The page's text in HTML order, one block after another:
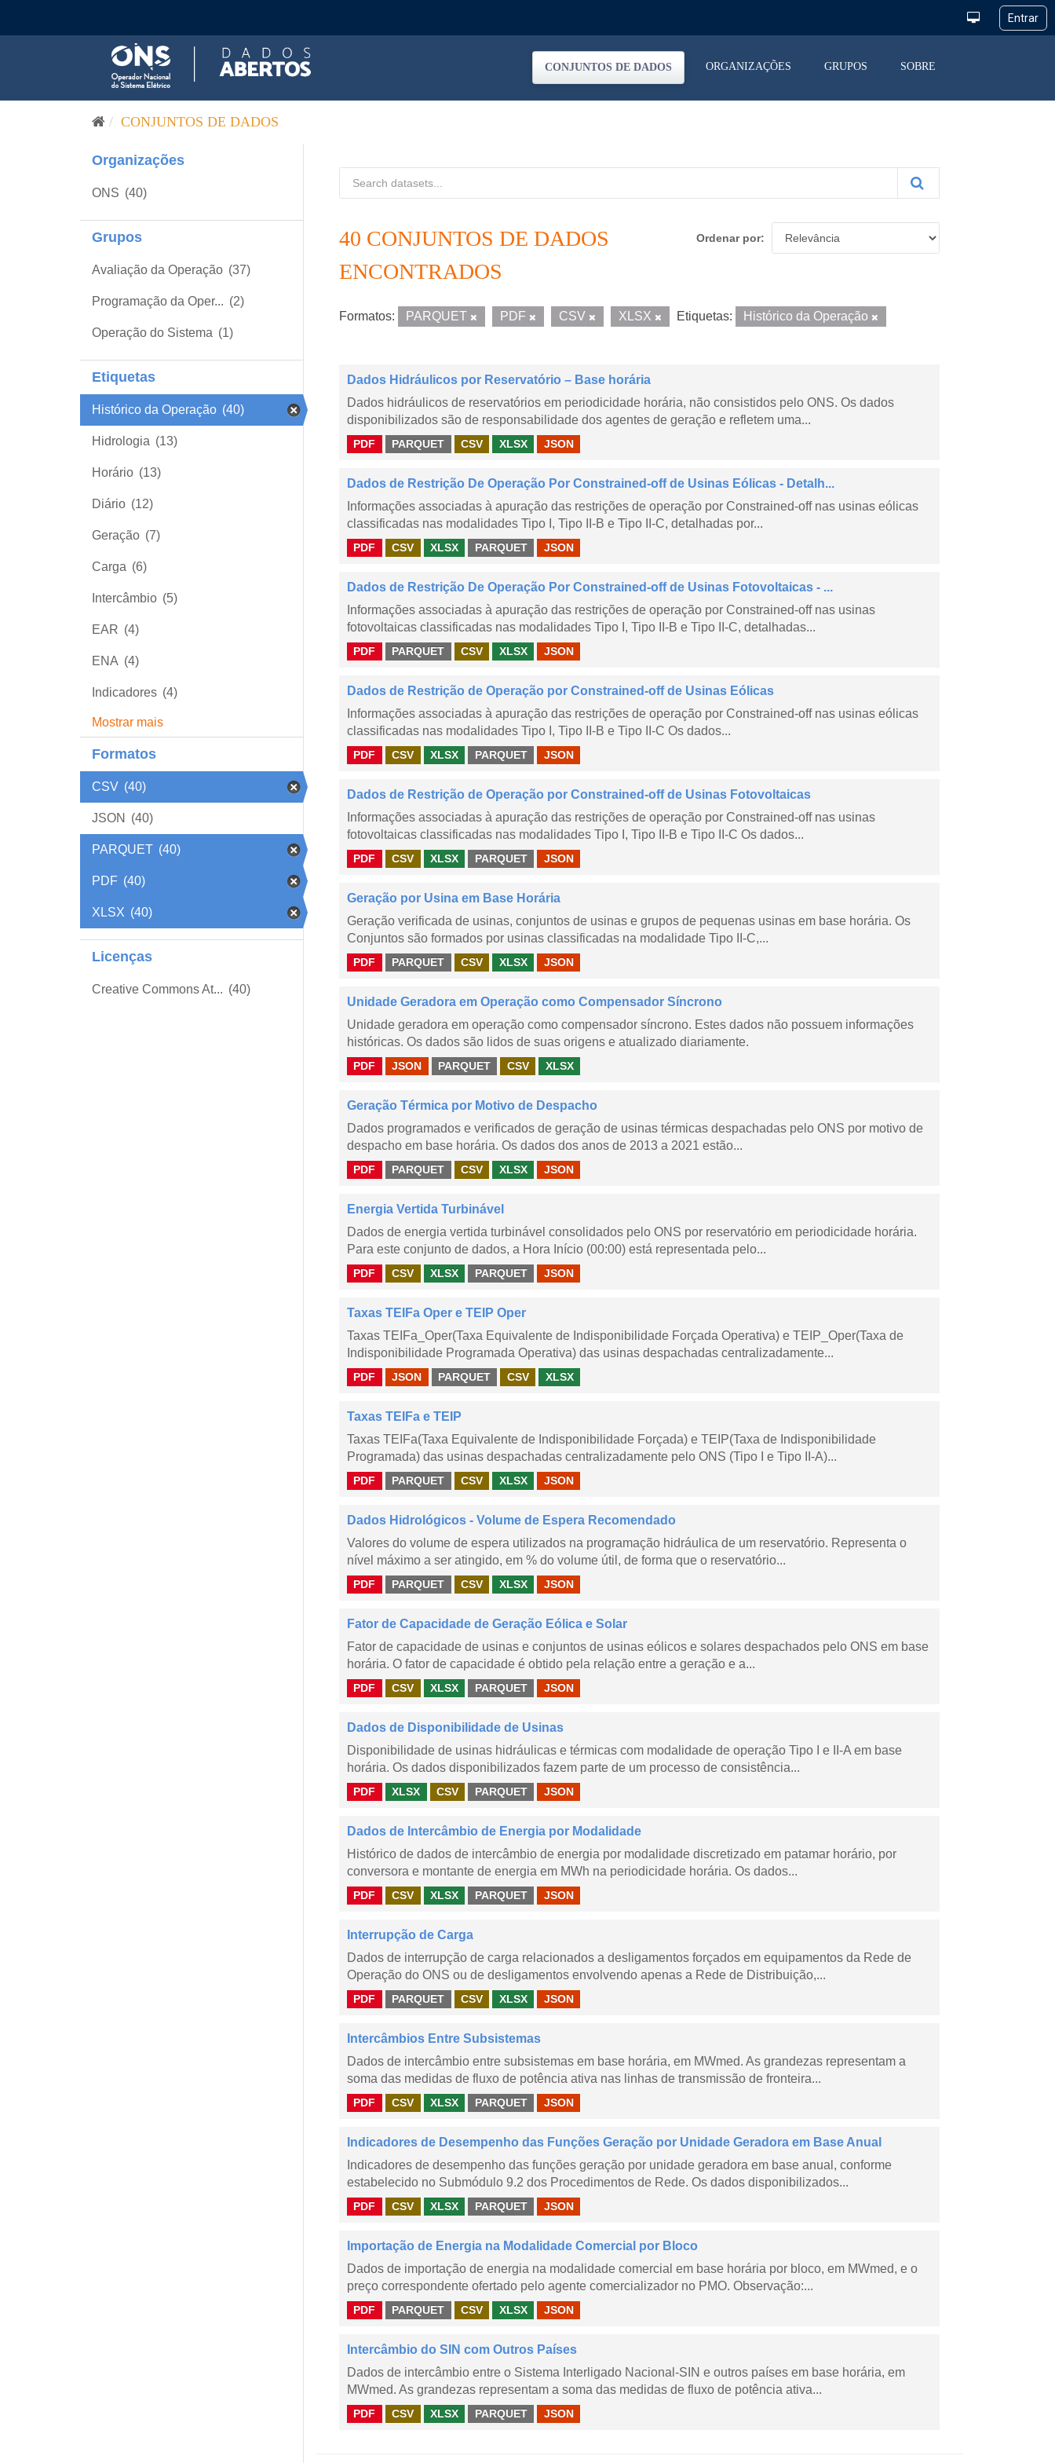
CONJUNTOS DE DADOS ORGANIZAÇÕES GRUPOS SOBRE
CONJUNTOS DE DADOS
Organizações
ONS (40)
Grupos
Avaliação da Operação (37)
Programação da Oper... (2)
Operação do Sistema (1)
Etiquetas
Histórico da Operação (40)
Hidrologia (13)
Horário (13)
Diário (12)
Geração (7)
Carga (6)
Intercâmbio (5)
EAR (4)
ENA (4)
Indicadores (4)
Mostrar mais
Formatos
CSV (40)
JSON (40)
PARQUET (40)
PDF (40)
XLSX (40)
Licenças
Creative Commons At... (40)
Ordenar por
40 CONJUNTOS DE DADOS
ENCONTRADOS
Formatos: PARQUET PDF CSV XLSX Etiquetas: Histórico da Operação
Dados Hidráulicos por Reservatório – Base horária
Dados hidráulicos de reservatórios em periodicidade horária, não consistidos pelo ONS. Os dados
disponibilizados são de responsabilidade dos agentes de geração e refletem uma...
PDF PARQUET CSV XLSX JSON
Dados de Restrição De Operação Por Constrained-off de Usinas Eólicas - Detalh...
Informações associadas à apuração das restrições de operação por Constrained-off nas usinas eólicas
classificadas nas modalidades Tipo I, Tipo II-B e Tipo II-C, detalhadas por...
PDF CSV XLSX PARQUET JSON
Dados de Restrição De Operação Por Constrained-off de Usinas Fotovoltaicas - ...
Informações associadas à apuração das restrições de operação por Constrained-off nas usinas
fotovoltaicas classificadas nas modalidades Tipo I, Tipo II-B e Tipo II-C, detalhadas...
PDF PARQUET CSV XLSX JSON
Dados de Restrição de Operação por Constrained-off de Usinas Eólicas
Informações associadas à apuração das restrições de operação por Constrained-off nas usinas eólicas
classificadas nas modalidades Tipo I, Tipo II-B e Tipo II-C Os dados...
PDF CSV XLSX PARQUET JSON
Dados de Restrição de Operação por Constrained-off de Usinas Fotovoltaicas
Informações associadas à apuração das restrições de operação por Constrained-off nas usinas
fotovoltaicas classificadas nas modalidades Tipo I, Tipo II-B e Tipo II-C Os dados...
PDF CSV XLSX PARQUET JSON
Geração por Usina em Base Horária
Geração verificada de usinas, conjuntos de usinas e grupos de pequenas usinas em base horária. Os
Conjuntos são formados por usinas classificadas na modalidade Tipo II-C,...
PDF PARQUET CSV XLSX JSON
Unidade Geradora em Operação como Compensador Síncrono
Unidade geradora em operação como compensador síncrono. Estes dados não possuem informações
históricas. Os dados são lidos de suas origens e atualizado diariamente.
PDF JSON PARQUET CSV XLSX
Geração Térmica por Motivo de Despacho
Dados programados e verificados de geração de usinas térmicas despachadas pelo ONS por motivo de
despacho em base horária. Os dados dos anos de 2013 a 2021 estão...
PDF PARQUET CSV XLSX JSON
Energia Vertida Turbinável
Dados de energia vertida turbinável consolidados pelo ONS por reservatório em periodicidade horária.
Para este conjunto de dados, a Hora Início (00:00) está representada pelo...
PDF CSV XLSX PARQUET JSON
Taxas TEIFa Oper e TEIP Oper
Taxas TEIFa_Oper(Taxa Equivalente de Indisponibilidade Forçada Operativa) e TEIP_Oper(Taxa de
Indisponibilidade Programada Operativa) das usinas despachadas centralizadamente...
PDF JSON PARQUET CSV XLSX
Taxas TEIFa e TEIP
Taxas TEIFa(Taxa Equivalente de Indisponibilidade Forçada) e TEIP(Taxa de Indisponibilidade
Programada) das usinas despachadas centralizadamente pelo ONS (Tipo I e Tipo II-A)...
PDF PARQUET CSV XLSX JSON
Dados Hidrológicos - Volume de Espera Recomendado
Valores do volume de espera utilizados na programação hidráulica de um reservatório. Representa o
nível máximo a ser atingido, em % do volume útil, de forma que o reservatório...
PDF PARQUET CSV XLSX JSON
Fator de Capacidade de Geração Eólica e Solar
Fator de capacidade de usinas e conjuntos de usinas eólicos e solares despachados pelo ONS em base
horária. O fator de capacidade é obtido pela relação entre a geração e a...
PDF CSV XLSX PARQUET JSON
Dados de Disponibilidade de Usinas
Disponibilidade de usinas hidráulicas e térmicas com modalidade de operação Tipo I e II-A em base
horária. Os dados disponibilizados fazem parte de um processo de consistência...
PDF XLSX CSV PARQUET JSON
Dados de Intercâmbio de Energia por Modalidade
Histórico de dados de intercâmbio de energia por modalidade discretizado em patamar horário, por
conversora e montante de energia em MWh na periodicidade horária. Os dados...
PDF CSV XLSX PARQUET JSON
Interrupção de Carga
Dados de interrupção de carga relacionados a desligamentos forçados em equipamentos da Rede de
Operação do ONS ou de desligamentos envolvendo apenas a Rede de Distribuição,...
PDF PARQUET CSV XLSX JSON
Intercâmbios Entre Subsistemas
Dados de intercâmbio entre subsistemas em base horária, em MWmed. As grandezas representam a
soma das medidas de fluxo de potência ativa nas linhas de transmissão de fronteira...
PDF CSV XLSX PARQUET JSON
Indicadores de Desempenho das Funções Geração por Unidade Geradora em Base Anual
Indicadores de desempenho das funções geração por unidade geradora em base anual, conforme
estabelecido no Submódulo 9.2 dos Procedimentos de Rede. Os dados disponibilizados...
PDF CSV XLSX PARQUET JSON
Importação de Energia na Modalidade Comercial por Bloco
Dados de importação de energia na modalidade comercial em base horária por bloco, em MWmed, e o
preço correspondente ofertado pelo agente comercializador no PMO. Observação:...
PDF PARQUET CSV XLSX JSON
Intercâmbio do SIN com Outros Países
Dados de intercâmbio entre o Sistema Interligado Nacional-SIN e outros países em base horária, em
MWmed. As grandezas representam a soma das medidas de fluxo de potência ativa...
PDF CSV XLSX PARQUET JSON